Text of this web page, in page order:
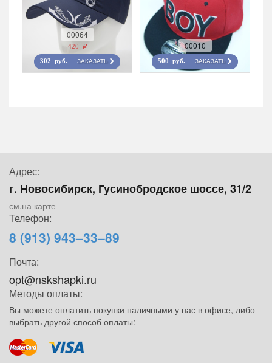
00064
420 r
302 руб. ЗАКАЗАТЬ
00010
500 руб. ЗАКАЗАТЬ
Адрес:
г. Новосибирск, Гусинобродское шоссе, 31/2
см.на карте
Телефон:
8 (913) 943–33–89
Почта:
opt@nskshapki.ru
Методы оплаты:
Вы можете оплатить покупки наличными у нас в офисе, либо
выбрать другой способ оплаты: